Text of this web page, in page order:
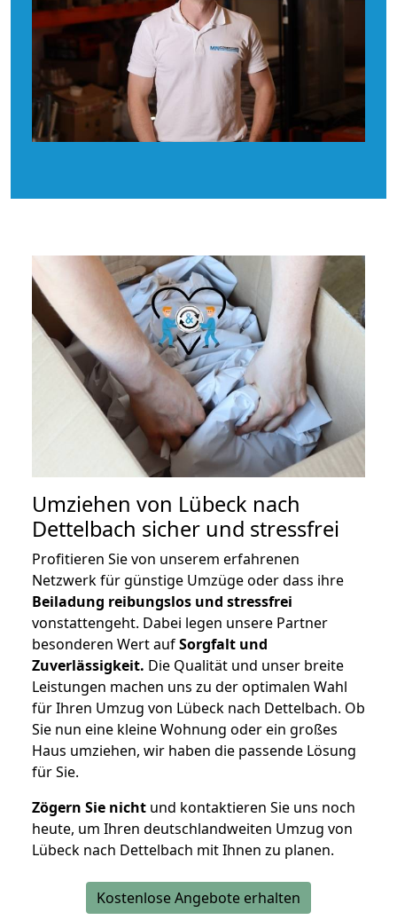
Umziehen von Lübeck nach
Dettelbach sicher und stressfrei
Profitieren Sie von unserem erfahrenen
Netzwerk für günstige Umzüge oder dass ihre
Beiladung reibungslos und stressfrei
vonstattengeht. Dabei legen unsere Partner
besonderen Wert aufSorgfalt und
Zuverlässigkeit. Die Qualität und unser breite
Leistungen machen uns zu der optimalen Wahl
für Ihren Umzug von Lübeck nach Dettelbach. Ob
Sie nun eine kleine Wohnung oder ein großes
Haus umziehen, wir haben die passende Lösung
für Sie.
Zögern Sie nicht und kontaktieren Sie uns noch
heute, um Ihren deutschlandweiten Umzug von
Lübeck nach Dettelbach mit Ihnen zu planen.
Kostenlose Angebote erhalten